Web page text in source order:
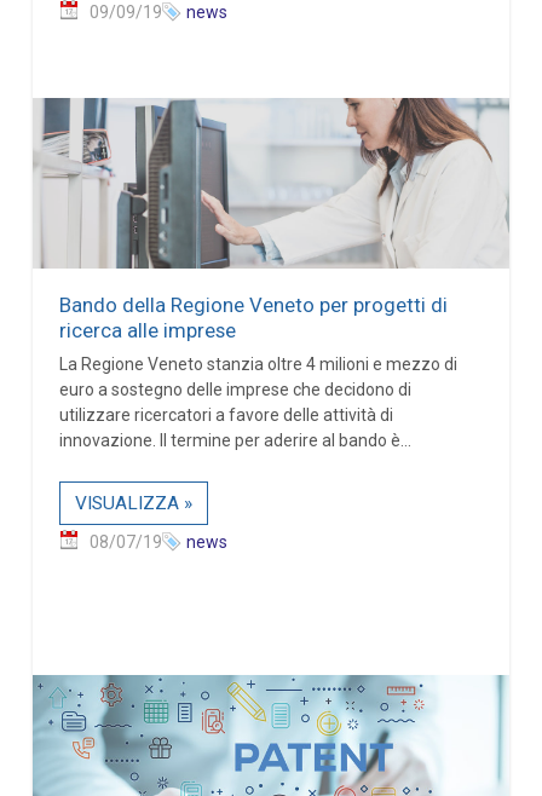
09/09/19 news
Bando della Regione Veneto per progetti di
ricerca alle imprese
La Regione Veneto stanzia oltre 4 milioni e mezzo di
euro a sostegno delle imprese che decidono di
utilizzare ricercatori a favore delle attività di
innovazione. Il termine per aderire al bando è...
VISUALIZZA »
08/07/19 news